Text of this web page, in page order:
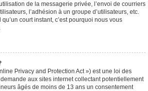
de la messagerie privée, l’envoi de courriers
l’adhésion à un groupe d’utilisateurs, etc.
qu’un court instant, c’est pourquoi nous vous
Privacy and Protection Act ») est une loi des
aux sites internet collectant potentiellement
âgés de moins de 13 ans un consentement